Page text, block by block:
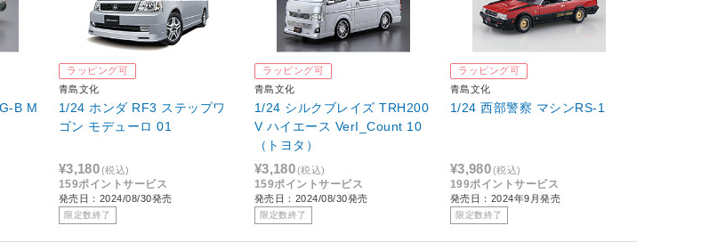
B M
ラッピング可
青島文化
1/24 ホンダ RF3 ステップワ
ゴン モデューロ 01
¥3,180(税込)
159ポイントサービス
発売日：2024/08/30発売
限定数終了
ラッピング可
青島文化
1/24 シルクブレイズ TRH200
V ハイエース VerI_Count 10
（トヨタ）
¥3,180(税込)
159ポイントサービス
発売日：2024/08/30発売
限定数終了
ラッピング可
青島文化
1/24 西部警察 マシンRS-1
¥3,980(税込)
199ポイントサービス
発売日：2024年9月発売
限定数終了